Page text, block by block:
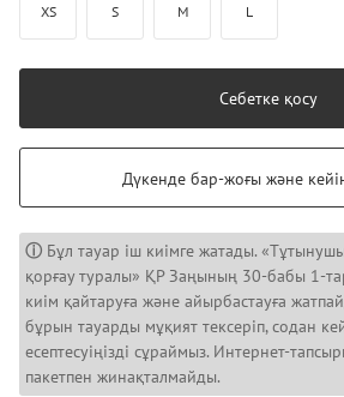
XS S M L
Себетке қосу
Дүкенде бар-жоғы және
ⓘ Бұл тауар іш киімге жатады.
қорғау туралы» ҚР Заңының 30-бабы 1-
киім қайтаруға және айырбастауға
бұрын тауарды мұқият тексеріп, содан
есептесуіңізді сұраймыз. Интернет-
пакетпен жинақталмайды.